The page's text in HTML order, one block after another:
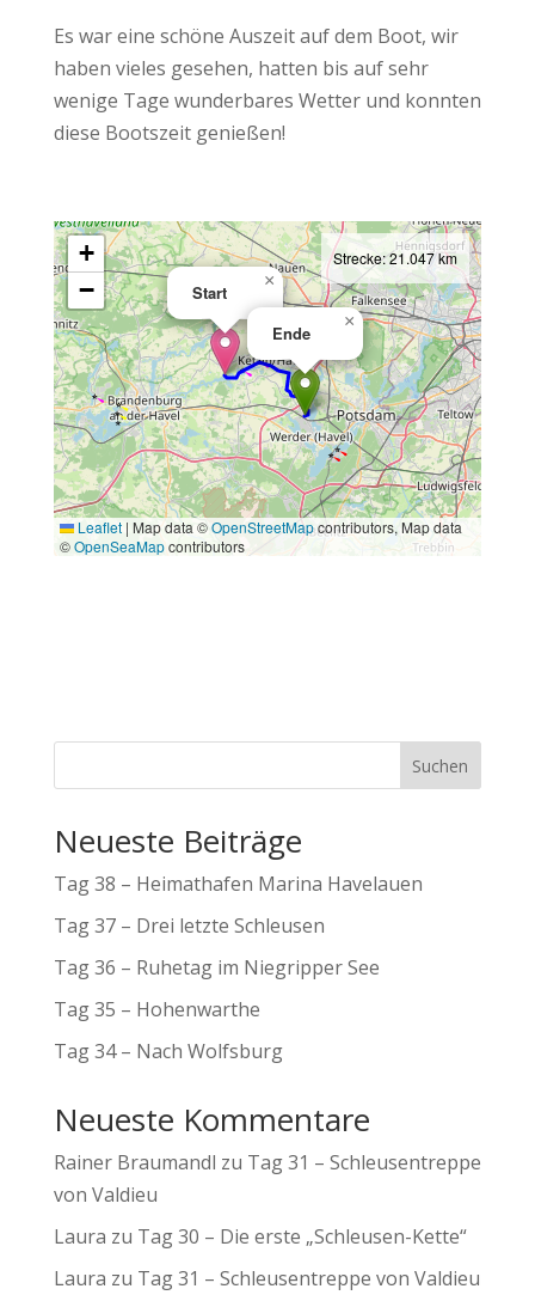
Es war eine schöne Auszeit auf dem Boot, wir
haben vieles gesehen, hatten bis auf sehr
wenige Tage wunderbares Wetter und konnten
diese Bootszeit genießen!
Suchen
Neueste Beiträge
Tag 38 – Heimathafen Marina Havelauen
Tag 37 – Drei letzte Schleusen
Tag 36 – Ruhetag im Niegripper See
Tag 35 – Hohenwarthe
Tag 34 – Nach Wolfsburg
Neueste Kommentare
Rainer Braumandl zu Tag 31 – Schleusentreppe
von Valdieu
Laura zu Tag 30 – Die erste „Schleusen-Kette“
Laura zu Tag 31 – Schleusentreppe von Valdieu